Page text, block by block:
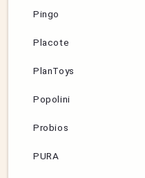
Pingo
Placote
PlanToys
Popolini
Probios
PURA